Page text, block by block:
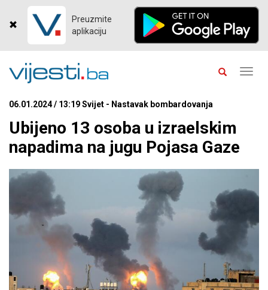
Preuzmite
aplikaciju
06.01.2024 / 13:19 Svijet - Nastavak bombardovanja
Ubijeno 13 osoba u izraelskim
napadima na jugu Pojasa Gaze